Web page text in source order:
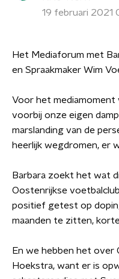
19 februari 2021
Het Mediaforum met
en Spraakmaker Wim
Voor het mediamoment
voorbij onze eigen
marslanding van de
heerlijk wegdromen, er
Barbara zoekt het wat
Oostenrijkse
positief getest op
maanden te zitten,
En we hebben het
Hoekstra, want er is